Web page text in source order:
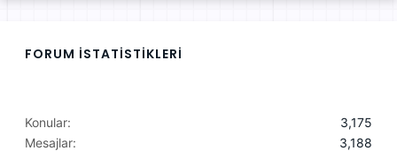
FORUM ISTATISTIKLERI
Konular
3,175
Mesajlar
3,188